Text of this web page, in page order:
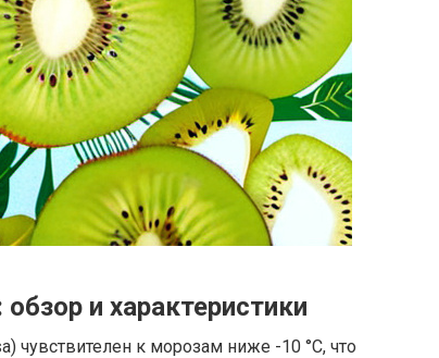
и характеристики
чувствителен к морозам ниже -10 °C, что